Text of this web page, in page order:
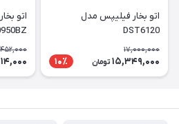
اتو بخار فیلیپس مدل
DST6120
17,000,000
15,349,000 تومان 10٪
اتو